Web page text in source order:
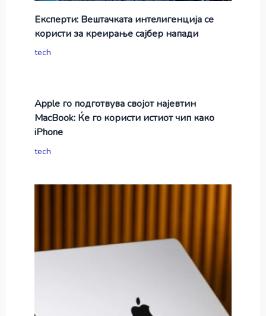
Експерти: Вештачката интелигенција се
користи за креирање сајбер напади
tech
Apple го подготвува својот најевтин
MacBook: Ќе го користи истиот чип како
iPhone
tech